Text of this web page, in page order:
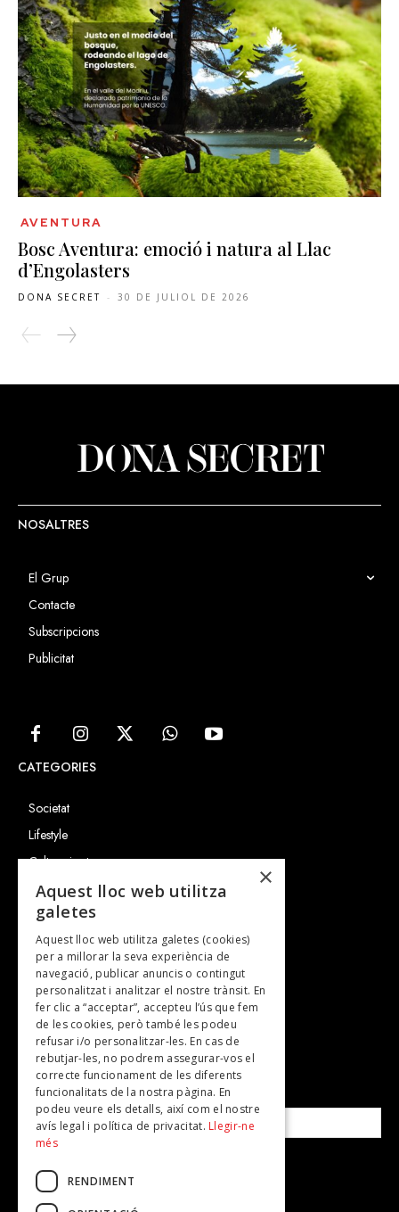
AVENTURA
Bosc Aventura: emoció i natura al Llac
d’Engolasters
DONA SECRET - 30 DE JULIOL DE 2026
NOSALTRES
El Grup
Contacte
Subscripcions
Publicitat
CATEGORIES
Societat
Lifestyle
Cultura i art
Entrevistes
Gastronomia
TV
Plans per fer
Revistes
SUBSCRIU-TE A LA NOSTRA NEWSLETTER!
Correu electrònic*
Accepto lapolítica de privacitat
×
Aquest lloc web utilitza
galetes
Aquest lloc web utilitza galetes (cookies)
per a millorar la seva experiència de
navegació, publicar anuncis o contingut
personalitzat i analitzar el nostre trànsit. En
fer clic a “acceptar”, accepteu l’ús que fem
de les cookies, però també les podeu
refusar i/o personalitzar-les. En cas de
rebutjar-les, no podrem assegurar-vos el
correcte funcionament de les diferents
funcionalitats de la nostra pàgina. En
podeu veure els detalls, així com el nostre
avís legal i política de privacitat. Llegir-ne
més
RENDIMENT